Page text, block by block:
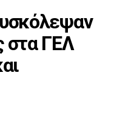
στα ΓΕΛ